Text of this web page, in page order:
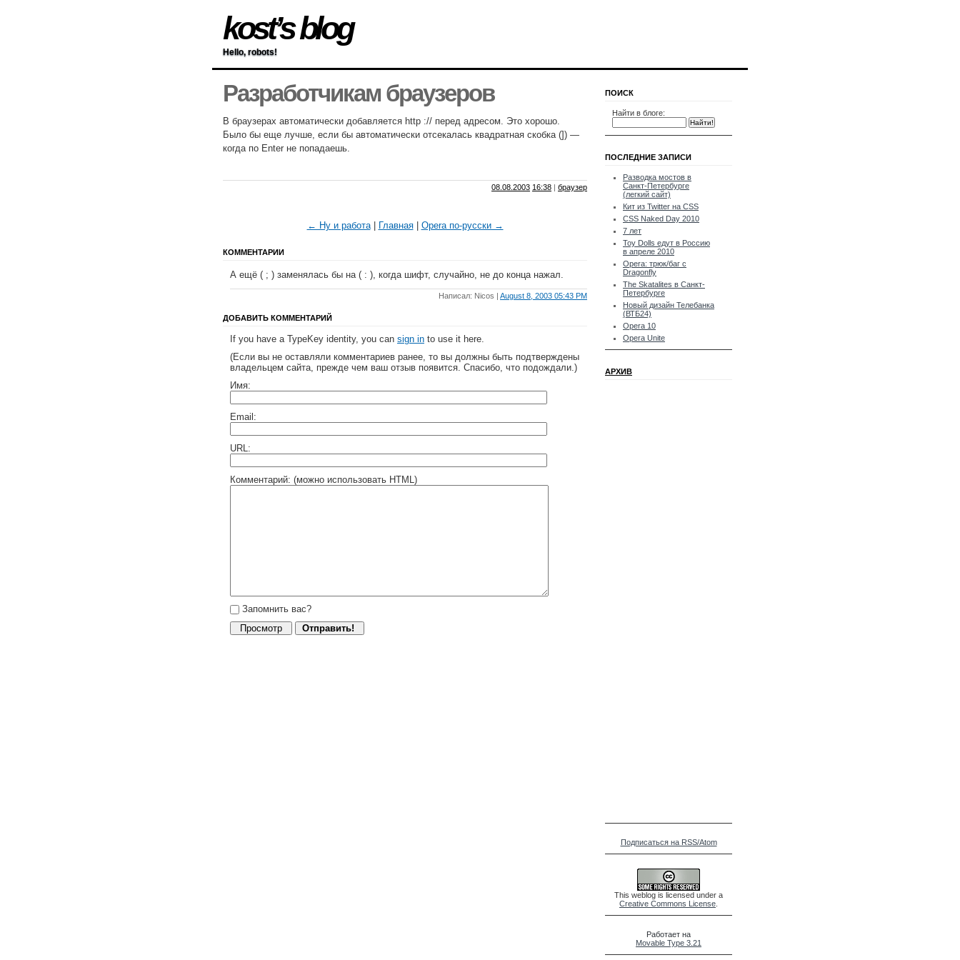
kost’s blog
Hello, robots!
Разработчикам браузеров
В браузерах автоматически добавляется http :// перед адресом. Это хорошо.
Было бы еще лучше, если бы автоматически отсекалась квадратная скобка (]) —
когда по Enter не попадаешь.
08.08.2003 16:38 | браузер
← Ну и работа| Главная| Opera по-русски →
КОММЕНТАРИИ
А ещё ( ; ) заменялась бы на ( : ), когда шифт, случайно, не до конца нажал.
Написал: Nicos | August 8, 2003 05:43 PM
ДОБАВИТЬ КОММЕНТАРИЙ
If you have a TypeKey identity, you can sign in to use it here.
(Если вы не оставляли комментариев ранее, то вы должны быть подтверждены
владельцем сайта, прежде чем ваш отзыв появится. Спасибо, что подождали.)
Имя:
Email:
URL:
Комментарий: (можно использовать HTML)
Запомнить вас?
ПОИСК
Найти в блоге:
ПОСЛЕДНИЕ ЗАПИСИ
Разводка мостов в
Санкт-Петербурге
(легкий сайт)
Кит из Twitter на CSS
CSS Naked Day 2010
7 лет
Toy Dolls едут в Россию
в апреле 2010
Opera: трюк/баг с
Dragonfly
The Skatalites в Санкт-
Петербурге
Новый дизайн Телебанка
(ВТБ24)
Opera 10
Opera Unite
АРХИВ
Подписаться на RSS/Atom
This weblog is licensed under a
Creative Commons License
Работает на
Movable Type 3.21